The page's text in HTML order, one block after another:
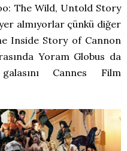
The Wild, Untold Story
almıyorlar çünkü diğer
Inside Story of Cannon
Yoram Globus da
Cannes Film